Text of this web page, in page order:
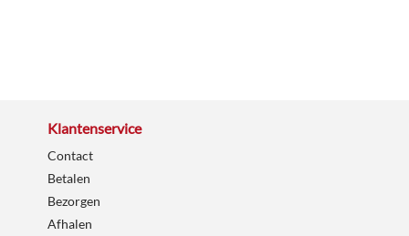
Klantenservice
Contact
Betalen
Bezorgen
Afhalen